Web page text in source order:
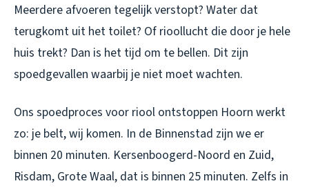
Meerdere afvoeren tegelijk verstopt? Water dat
terugkomt uit het toilet? Of rioollucht die door je hele
huis trekt? Dan is het tijd om te bellen. Dit zijn
spoedgevallen waarbij je niet moet wachten.
Ons spoedproces voor riool ontstoppen Hoorn werkt
zo: je belt, wij komen. In de Binnenstad zijn we er
binnen 20 minuten. Kersenboogerd-Noord en Zuid,
Risdam, Grote Waal, dat is binnen 25 minuten. Zelfs in